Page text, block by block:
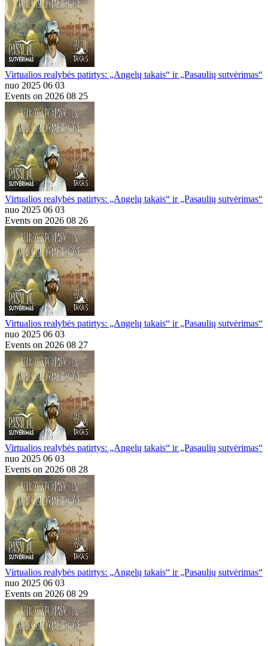
Virtualios realybės patirtys: „Angelų takais“ ir „Pasaulių sutvėrimas“
nuo 2025 06 03
Events on 2026 08 25
Virtualios realybės patirtys: „Angelų takais“ ir „Pasaulių sutvėrimas“
nuo 2025 06 03
Events on 2026 08 26
Virtualios realybės patirtys: „Angelų takais“ ir „Pasaulių sutvėrimas“
nuo 2025 06 03
Events on 2026 08 27
Virtualios realybės patirtys: „Angelų takais“ ir „Pasaulių sutvėrimas“
nuo 2025 06 03
Events on 2026 08 28
Virtualios realybės patirtys: „Angelų takais“ ir „Pasaulių sutvėrimas“
nuo 2025 06 03
Events on 2026 08 29